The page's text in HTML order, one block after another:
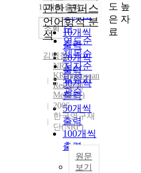
순
인기도
순
연도순
제목순
저자순
발행기
관순
내림차순
10개씩 출력
10개씩
출력
20개씩
출력
30개씩
출력
50개씩
출력
100개씩
출력
조회
관한 코퍼스
언어학적 분
석
김병철
NRF
KRM(Korean
Research
Memory)
2006
한국연구재
단(NRF)
원문
보기
도 높
은 자
료